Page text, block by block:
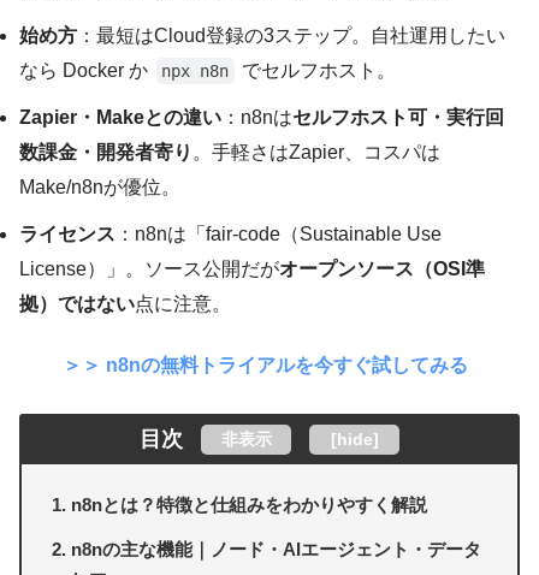
始め方 ：最短はCloud登録の3ステップ。自社運用したい
なら Docker か
npx n8n でセルフホスト。
Zapier・Makeとの違い ：n8nはセルフホスト可・実行回
数課金・開発者寄り 。手軽さはZapier、コスパは
Make/n8nが優位。
ライセンス ：n8nは「fair-code（Sustainable Use
License）」。ソース公開だがオープンソース（OSI準
拠）ではない点に注意。
＞＞ n8nの無料トライアルを今すぐ試してみる
目次 非表示 [hide]
n8nとは？特徴と仕組みをわかりやすく解説
n8nの主な機能｜ノード・AIエージェント・データ